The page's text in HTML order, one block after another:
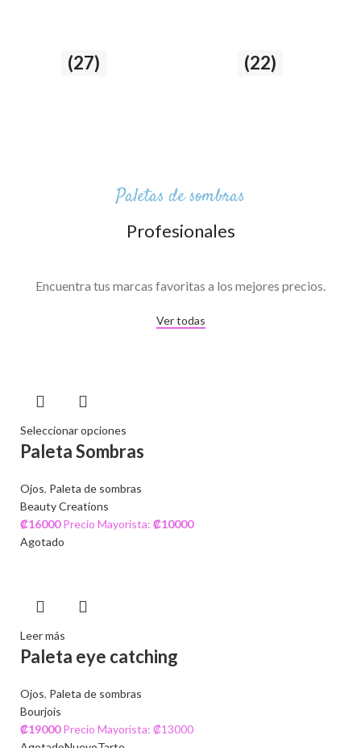
(27) (22)
Paletas de sombras
Profesionales
Encuentra tus marcas favoritas a los mejores precios.
Ver todas
Seleccionar opciones
Paleta Sombras
Ojos, Paleta de sombras
Beauty Creations
₡16000 Precio Mayorista: ₡10000
Agotado
Leer más
Paleta eye catching
Ojos, Paleta de sombras
Bourjois
₡19000 Precio Mayorista: ₡13000